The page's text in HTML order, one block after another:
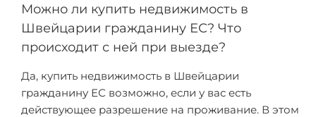
Можно ли купить недвижимость в
Швейцарии гражданину ЕС? Что
происходит с ней при выезде?
Да, купить недвижимость в Швейцарии
гражданину ЕС возможно, если у вас есть
действующее разрешение на проживание. В этом